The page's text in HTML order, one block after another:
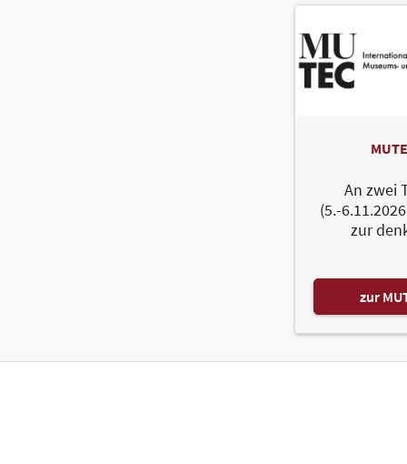
An zwei
(5.-
zur
zur